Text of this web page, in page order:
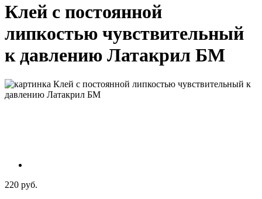
Клей с постоянной
липкостью чувствительный
к давлению Латакрил БМ
220 руб.